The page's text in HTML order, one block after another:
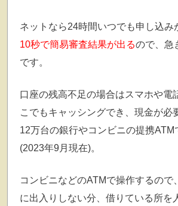
ネットなら24時間いつでも申し込み
10秒で簡易審査結果が出るので、急
です。
口座の残高不足の場合はスマホや電
こでもキャッシングでき、現金が必
12万台の銀行やコンビニの提携ATM
(2023年9月現在)。
コンビニなどのATMで操作するので
に出入りしない分、借りている所を